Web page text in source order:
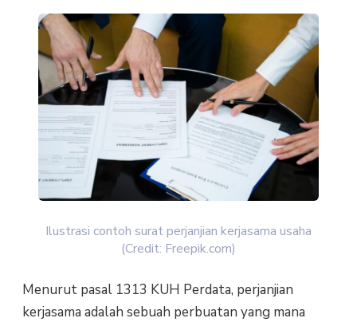
Ilustrasi contoh surat perjanjian kerjasama usaha
(Credit: Freepik.com)
Menurut pasal 1313 KUH Perdata, perjanjian
kerjasama adalah sebuah perbuatan yang mana